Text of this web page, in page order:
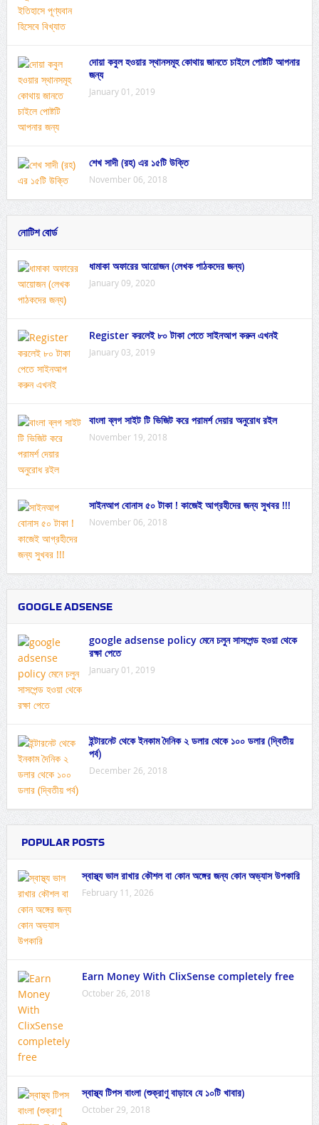
দোয়া কবুল হওয়ার স্থানসমূহ কোথায় জানতে চাইলে পোষ্টটি আপনার
জন্য
January 01, 2019
শেখ সাদী (রহ) এর ১৫টি উক্তি
November 06, 2018
নোটিশ বোর্ড
ধামাকা অফারের আয়োজন (লেখক পাঠকদের জন্য)
January 09, 2020
Register করলেই ৮০ টাকা পেতে সাইনআপ করুন এখনই
January 03, 2019
বাংলা ব্লগ সাইট টি ভিজিট করে পরামর্শ দেয়ার অনুরোধ রইল
November 19, 2018
সাইনআপ বোনাস ৫০ টাকা ! কাজেই আগ্রহীদের জন্য সুখবর !!!
November 06, 2018
GOOGLE ADSENSE
google adsense policy মেনে চলুন সাসপেন্ড হওয়া থেকে
রক্ষা পেতে
January 01, 2019
ইন্টারনেট থেকে ইনকাম দৈনিক ২ ডলার থেকে ১০০ ডলার (দ্বিতীয়
পর্ব)
December 26, 2018
POPULAR POSTS
স্বাস্থ্য ভাল রাখার কৌশল বা কোন অঙ্গের জন্য কোন অভ্যাস উপকারি
February 11, 2026
Earn Money With ClixSense completely free
October 26, 2018
স্বাস্থ্য টিপস বাংলা (শুক্রাণু বাড়াবে যে ১০টি খাবার)
October 29, 2018